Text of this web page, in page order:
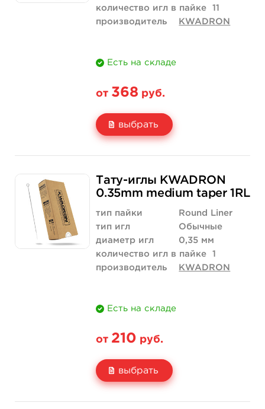
количество игл в пайке
11
производитель
KWADRON
Есть на складе
от 368 руб.
выбрать
Цена
Количество
368 руб.
купить
736 руб.
купить
Тату-иглы KWADRON
0.35mm medium taper 1RL
тип пайки
Round Liner
тип игл
Обычные
диаметр игл
0,35 мм
количество игл в пайке
1
производитель
KWADRON
Есть на складе
от 210 руб.
выбрать